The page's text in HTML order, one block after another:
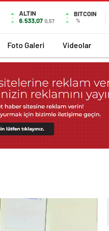
ALTIN
6.533,07 0,57
BITCOIN
%
Foto Galeri Videolar